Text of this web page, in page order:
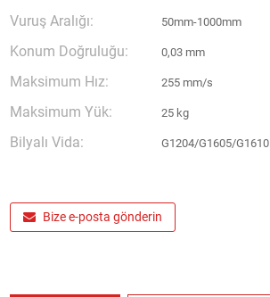
Vuruş Aralığı: 50mm-1000mm
Konum Doğruluğu: 0,03 mm
Maksimum Hız: 255 mm/s
Maksimum Yük: 25 kg
Bilyalı Vida: G1204/G1605/G1610
Bize e-posta gönderin